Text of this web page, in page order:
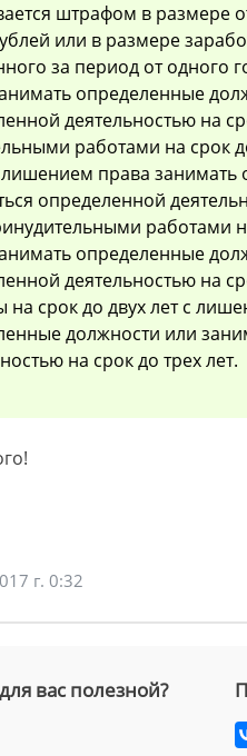
штрафом в размере
или в размере
за период от одного
определенные
деятельностью на
работами на срок
лишением права
определенной
работами
определенные
деятельностью на
на срок до двух лет с
должности или
на срок до трех лет.
г. 0:32
вас полезной?